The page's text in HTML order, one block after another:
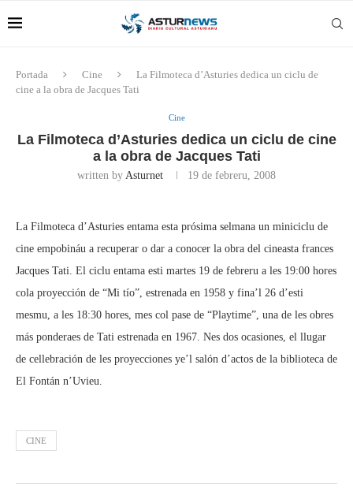
Portada Cine
La Filmoteca d’Asturies dedica un ciclu de
cine a la obra de Jacques Tati
Cine
La Filmoteca d’Asturies dedica un ciclu de cine
a la obra de Jacques Tati
written by Asturnet 19 de febreru, 2008
La Filmoteca d’Asturies entama esta prósima selmana un miniciclu de
cine empobináu a recuperar o dar a conocer la obra del cineasta frances
Jacques Tati. El ciclu entama esti martes 19 de febreru a les 19:00 hores
cola proyección de “Mi tío”, estrenada en 1958 y fina’l 26 d’esti
mesmu, a les 18:30 hores, mes col pase de “Playtime”, una de les obres
más ponderaes de Tati estrenada en 1967. Nes dos ocasiones, el llugar
de cellebración de les proyecciones ye’l salón d’actos de la biblioteca de
El Fontán n’Uvieu.
CINE